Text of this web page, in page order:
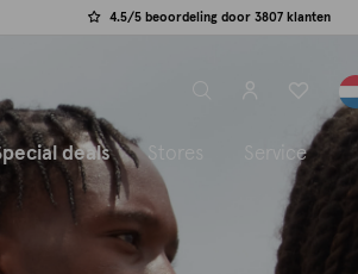
4.5/5 beoordeling door 3807 klanten
label.header.toggle
deals Stores Service